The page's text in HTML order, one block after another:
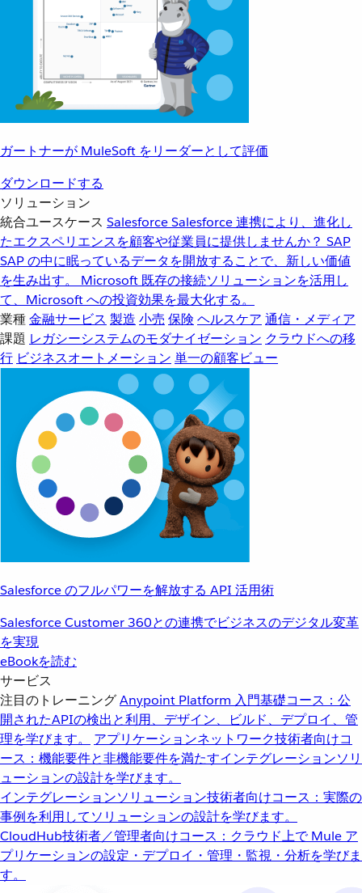
ガートナーが MuleSoft をリーダーとして評価
ダウンロードする
ソリューション
統合ユースケース SalesforceSalesforce 連携により、進化し
たエクスペリエンスを顧客や従業員に提供しませんか？ SAP
SAP の中に眠っているデータを開放することで、新しい価値
を生み出す。
Microsoft 既存の接続ソリューションを活用し
て、Microsoft への投資効果を最大化する。
業種金融サービス 製造 小売 保険 ヘルスケア 通信・メディア
課題 レガシーシステムのモダナイゼーション クラウドへの移
行 ビジネスオートメーション 単一の顧客ビュー
Salesforce のフルパワーを解放する API 活用術
Salesforce Customer 360との連携でビジネスのデジタル変革
を実現
eBookを読む
サービス
注目のトレーニングAnypoint Platform 入門基礎コース：公
開されたAPIの検出と利用、デザイン、ビルド、デプロイ、管
理を学びます。
アプリケーションネットワーク技術者向けコ
ース：機能要件と非機能要件を満たすインテグレーションソリ
ューションの設計を学びます。
インテグレーションソリューション技術者向けコース：実際の
事例を利用してソリューションの設計を学びます。
CloudHub技術者／管理者向けコース：クラウド上で Mule ア
プリケーションの設定・デプロイ・管理・監視・分析を学びま
す。